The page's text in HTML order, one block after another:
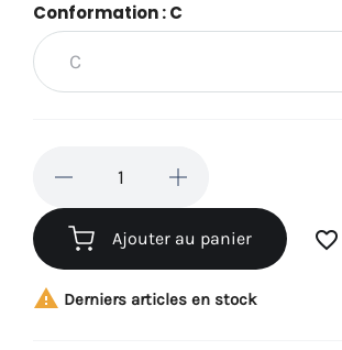
Conformation : C
Ajouter au panier favorite_border
 Derniers articles en stock